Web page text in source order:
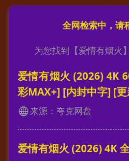
为您找到【爱情有烟火
爱情有烟火 (2026) 4K
彩MAX+] [内封中字] [
来源：夸克网盘
爱情有烟火 (2026) 4K